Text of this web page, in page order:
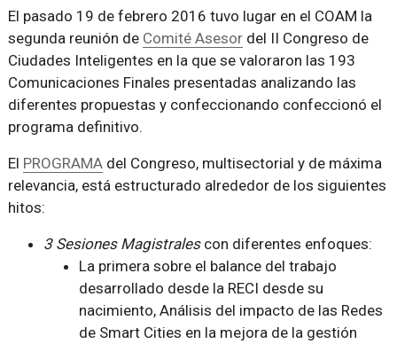
El pasado 19 de febrero 2016 tuvo lugar en el COAM la
segunda reunión de Comité Asesordel II Congreso de
Ciudades Inteligentes en la que se valoraron las 193
Comunicaciones Finales presentadas analizando las
diferentes propuestas y confeccionando confeccionó el
programa definitivo.
El PROGRAMAdel Congreso, multisectorial y de máxima
relevancia, está estructurado alrededor de los siguientes
hitos:
3 Sesiones Magistralescon diferentes enfoques:
La primera sobre el balance del trabajo
desarrollado desde la RECI desde su
nacimiento, Análisis del impacto de las Redes
de Smart Cities en la mejora de la gestión